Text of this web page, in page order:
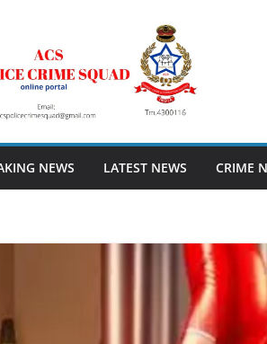
NEWS LATEST NEWS CRIME